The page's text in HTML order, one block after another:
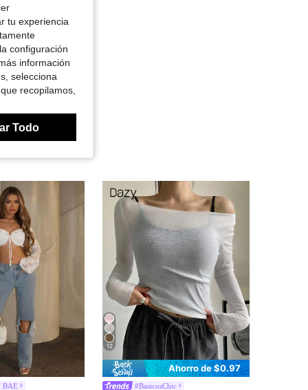
BAE
12
Ahorro de $0.97
#BasicosChic
tu experiencia
configuración
información
selecciona
recopilamos,
Todo